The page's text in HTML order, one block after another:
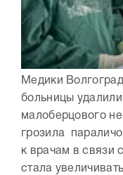
Медики
больницы
малоберцового
грозила
к врачам в связи
стала